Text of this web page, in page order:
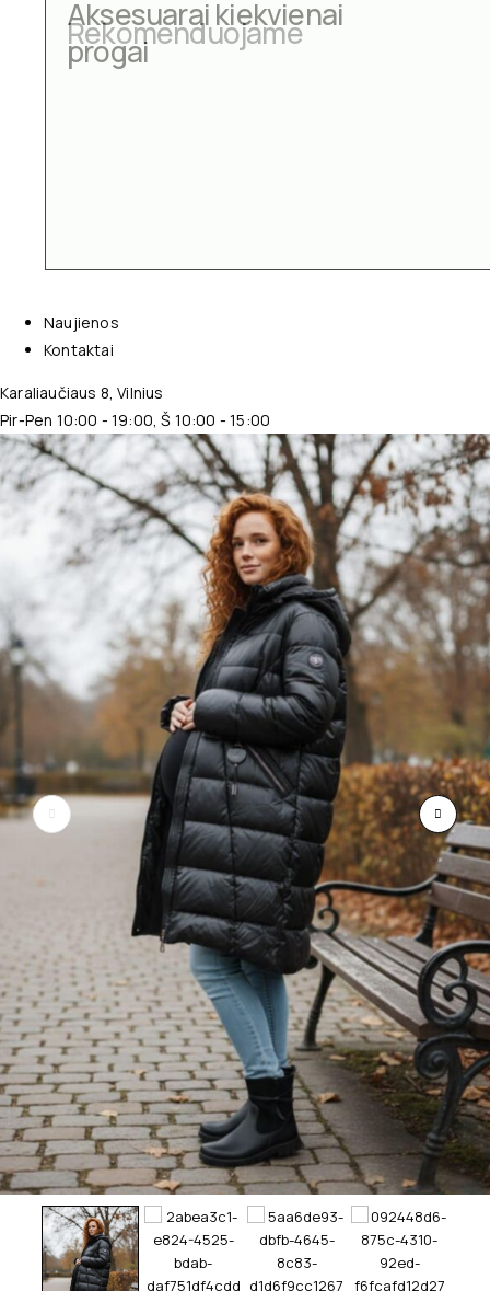
Aksesuarai kiekvienai
progai
Naujienos
Kontaktai
Karaliaučiaus 8, Vilnius
Pir-Pen 10:00 - 19:00, Š 10:00 - 15:00